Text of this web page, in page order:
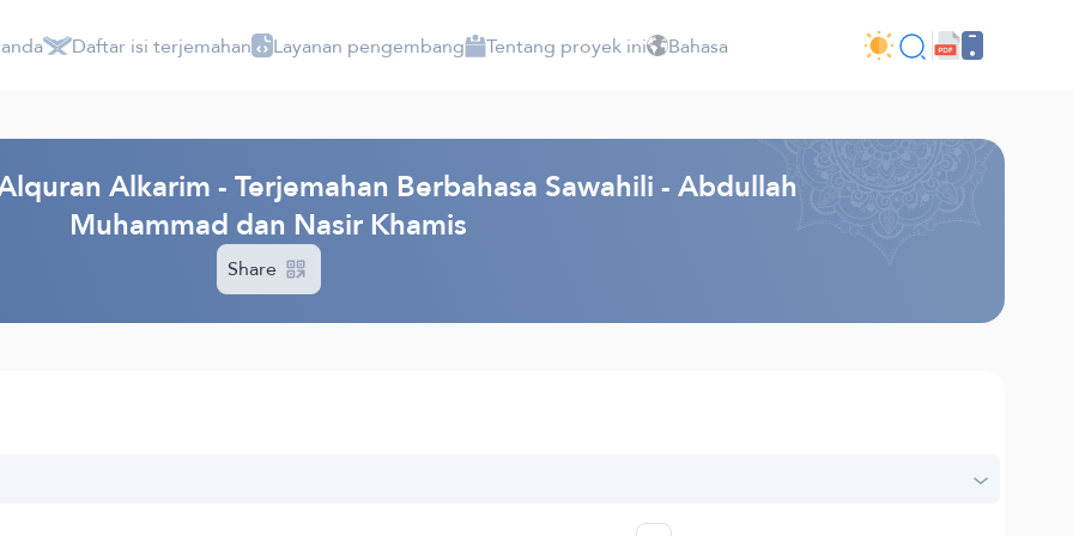
Daftar isi terjemahan Layanan pengembang Tentang proyek ini Bahasa
Alkarim - Terjemahan Berbahasa Sawahili - Abdullah
Muhammad dan Nasir Khamis
Share